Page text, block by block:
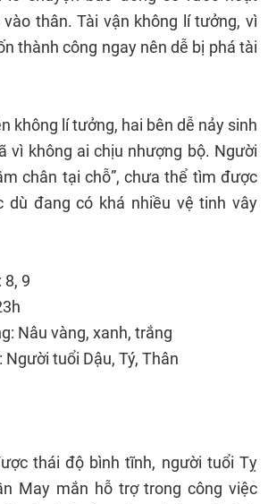
thân. Tài vận không lí tưởng, vì
thành công ngay nên dễ bị phá tài
không lí tưởng, hai bên dễ nảy sinh
vì không ai chịu nhượng bộ. Người
chân tại chỗ”, chưa thể tìm được
dù đang có khá nhiều vệ tinh vây
8, 9
Nâu vàng, xanh, trắng
Người tuổi Dậu, Tý, Thân
thái độ bình tĩnh, người tuổi Tỵ
May mắn hỗ trợ trong công việc